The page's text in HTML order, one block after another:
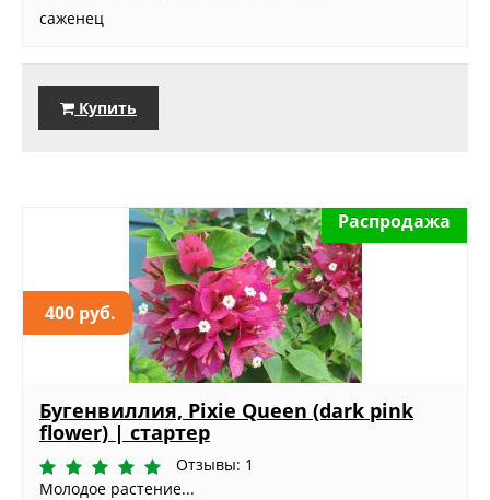
саженец
Купить
400 руб.
Распродажа
Бугенвиллия, Pixie Queen (dark pink
flower) | стартер
Отзывы: 1
Молодое растение...